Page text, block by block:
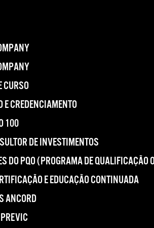
CURSO
E CREDENCIAMENTO
100
DE INVESTIMENTOS
DO PQO (PROGRAMA DE QUALIFICAÇÃO
E EDUCAÇÃO CONTINUADA
ANCORD